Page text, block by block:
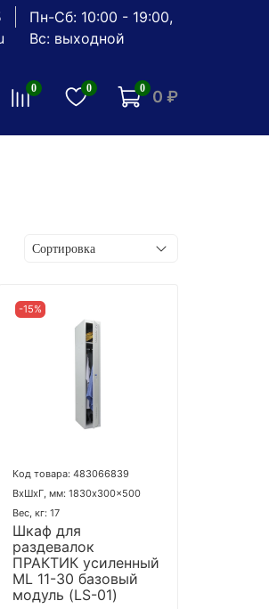
Пн-Сб: 10:00 - 19:00,
Вс: выходной
0 0 0 0 ₽
-15%
Код товара: 483066839
ВхШхГ, мм: 1830x300x500
Вес, кг: 17
Шкаф для
раздевалок
ПРАКТИК усиленный
ML 11-30 базовый
модуль (LS-01)